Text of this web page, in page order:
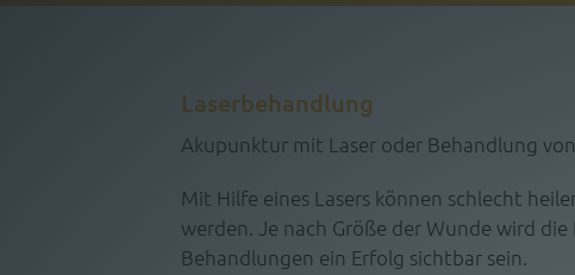
Laserbehandlung
Akupunktur mit Laser oder Behandlung
Mit Hilfe eines Lasers können schlecht
werden. Je nach Größe der Wunde wird
Behandlungen ein Erfolg sichtbar sein.